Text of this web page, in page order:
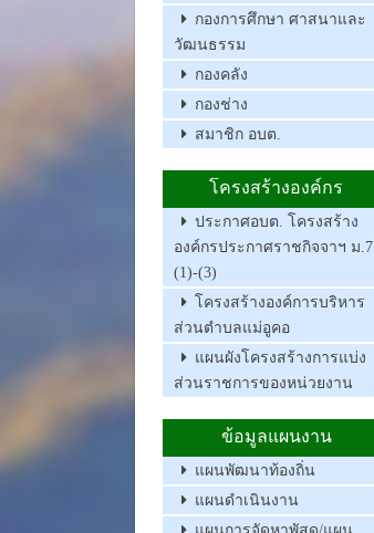
กองการศึกษา ศาสนาและ
วัฒนธรรม
กองคลัง
กองช่าง
สมาชิก อบต.
โครงสร้างองค์กร
ประกาศอบต. โครงสร้าง
องค์กรประกาศราชกิจจาฯ ม.7
(1)-(3)
โครงสร้างองค์การบริหาร
ส่วนตำบลแม่อูคอ
แผนผังโครงสร้างการแบ่ง
ส่วนราชการของหน่วยงาน
ข้อมูลแผนงาน
แผนพัฒนาท้องถิ่น
แผนดำเนินงาน